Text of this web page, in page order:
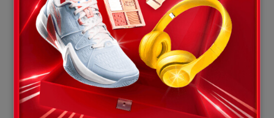
Nhưng vừa chạm đến nắp quan tài, anh nghe tiếng gọi thất
thanh:
– Tuấn! Mày đang làm cái gì vậy?!
Đèn pin sáng rực. Đó là anh hai và chị cả, họ đã đoán trước ý định
nên theo dõi. Cả hai lao đến kéo Tuấn lại.
– Mày còn là con người không? Mẹ chưa tròn bảy ngày, mày đã